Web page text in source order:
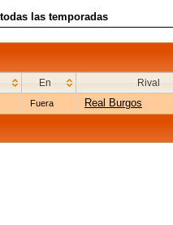
las temporadas
En Rival
Fuera Real Burgos